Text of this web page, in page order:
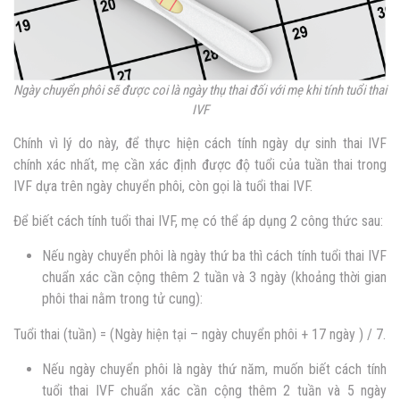
Ngày chuyển phôi sẽ được coi là ngày thụ thai đối với mẹ khi tính tuổi thai
IVF
Chính vì lý do này, để thực hiện cách tính ngày dự sinh thai IVF
chính xác nhất, mẹ cần xác định được độ tuổi của tuần thai trong
IVF dựa trên ngày chuyển phôi, còn gọi là tuổi thai IVF.
Để biết cách tính tuổi thai IVF, mẹ có thể áp dụng 2 công thức sau:
Nếu ngày chuyển phôi là ngày thứ ba thì cách tính tuổi thai IVF
chuẩn xác cần cộng thêm 2 tuần và 3 ngày (khoảng thời gian
phôi thai nằm trong tử cung):
Tuổi thai (tuần) = (Ngày hiện tại – ngày chuyển phôi + 17 ngày ) / 7.
Nếu ngày chuyển phôi là ngày thứ năm, muốn biết cách tính
tuổi thai IVF chuẩn xác cần cộng thêm 2 tuần và 5 ngày